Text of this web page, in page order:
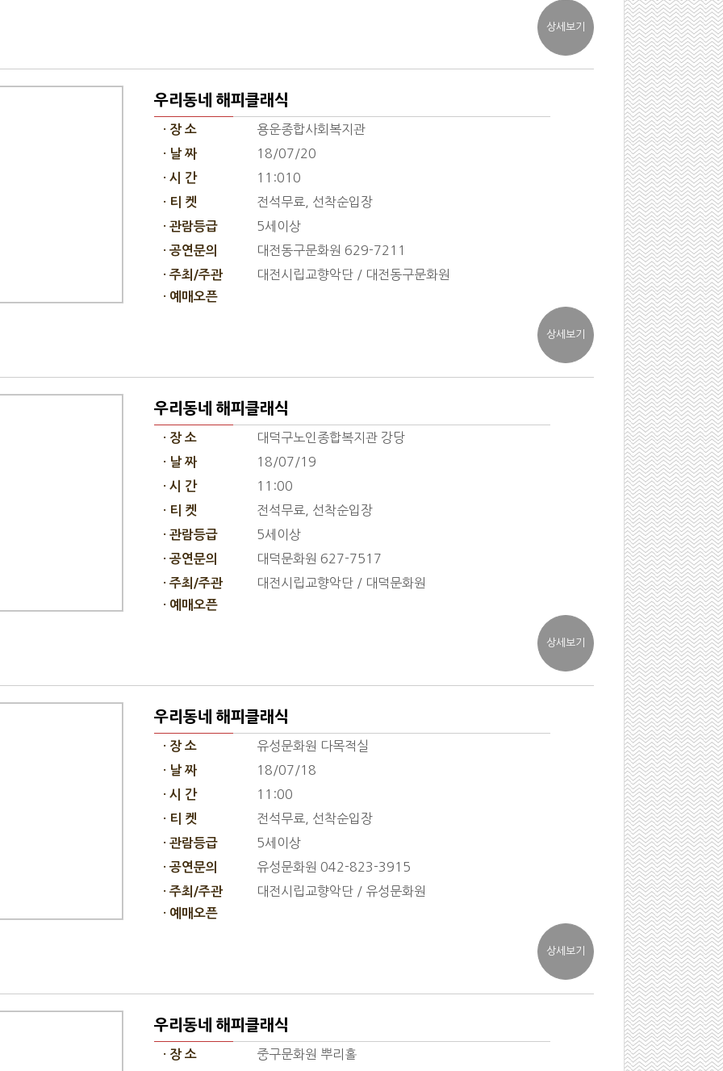
우리동네 해피클래식
· 장 소 용운종합사회복지관
· 날 짜 18/07/20
· 시 간 11:010
· 티 켓 전석무료, 선착순입장
· 관람등급 5세이상
· 공연문의 대전동구문화원 629-7211
· 주최/주관 대전시립교향악단 / 대전동구문화원
· 예매오픈
우리동네 해피클래식
· 장 소 대덕구노인종합복지관 강당
· 날 짜 18/07/19
· 시 간 11:00
· 티 켓 전석무료, 선착순입장
· 관람등급 5세이상
· 공연문의 대덕문화원 627-7517
· 주최/주관 대전시립교향악단 / 대덕문화원
· 예매오픈
우리동네 해피클래식
· 장 소 유성문화원 다목적실
· 날 짜 18/07/18
· 시 간 11:00
· 티 켓 전석무료, 선착순입장
· 관람등급 5세이상
· 공연문의 유성문화원 042-823-3915
· 주최/주관 대전시립교향악단 / 유성문화원
· 예매오픈
우리동네 해피클래식
· 장 소 중구문화원 뿌리홀